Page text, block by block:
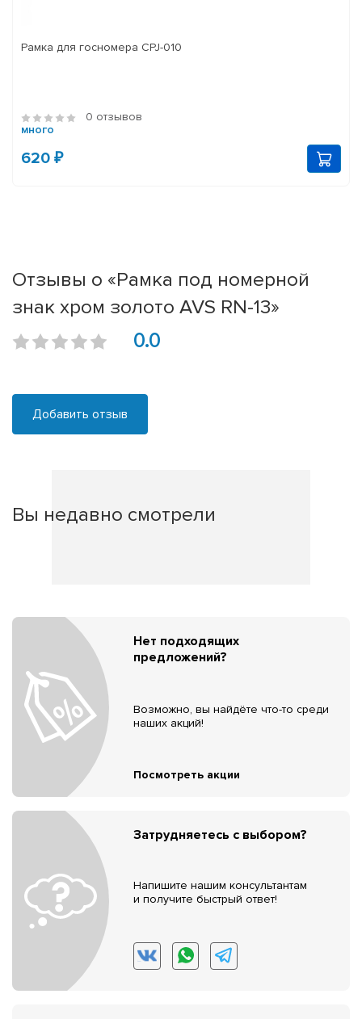
Рамка для госномера CPJ-010
0 отзывов
много
620 ₽
Отзывы о «Рамка под номерной
знак хром золото AVS RN-13»
0.0
Добавить отзыв
Вы недавно смотрели
Нет подходящих
предложений?
Возможно, вы найдёте что-то среди
наших акций!
Посмотреть акции
Затрудняетесь с выбором?
Напишите нашим консультантам
и получите быстрый ответ!